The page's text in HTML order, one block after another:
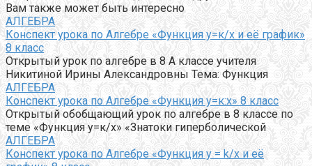
Вам также может быть интересно
АЛГЕБРА
Конспект урока по Алгебре «Функция у=к/х и её график»
8 класс
Открытый урок по алгебре в 8 А классе учителя
Никитиной Ирины Александровны Тема: Функция
АЛГЕБРА
Конспект урока по Алгебре «Функция у=к:х» 8 класс
Открытый обобщающий урок по алгебре в 8 классе по
теме «Функция у=к/х» «Знатоки гиперболической
АЛГЕБРА
Конспект урока по Алгебре «Функция y = k/x и её